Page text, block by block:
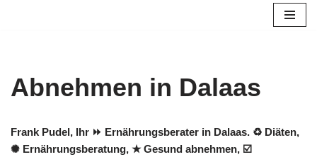
Abnehmen in Dalaas
Frank Pudel, Ihr ⏩ Ernährungsberater in Dalaas. ♻ Diäten,
✺ Ernährungsberatung, ★ Gesund abnehmen, ☑️